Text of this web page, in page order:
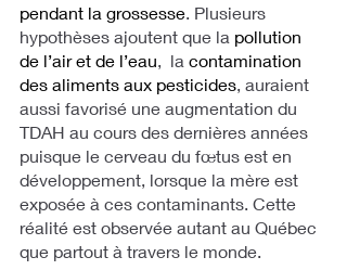
pendant la grossesse . Plusieurs
hypothèses ajoutent que la pollution
de l’air et de l’eau ,  la contamination
des aliments aux pesticides , auraient
aussi favorisé une augmentation du
TDAH au cours des dernières années
puisque le cerveau du fœtus est en
développement, lorsque la mère est
exposée à ces contaminants. Cette
réalité est observée autant au Québec
que partout à travers le monde.